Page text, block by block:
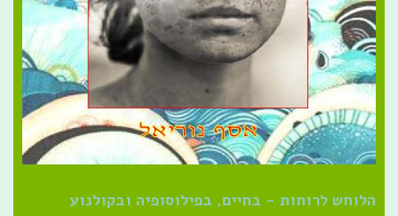
הלוחש לרוחות - בחיים, בפילוסופיה ובקולנוע